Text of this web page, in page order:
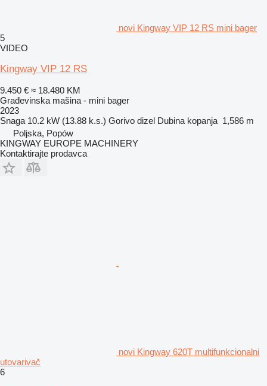
novi Kingway VIP 12 RS mini bager
5
VIDEO
Kingway VIP 12 RS
9.450 € ≈ 18.480 KM
Građevinska mašina - mini bager
2023
Snaga 10.2 kW (13.88 k.s.) Gorivo dizel Dubina kopanja 1,586 m
Poljska, Popów
KINGWAY EUROPE MACHINERY
Kontaktirajte prodavca
novi Kingway 620T multifunkcionalni
utovarivač
6